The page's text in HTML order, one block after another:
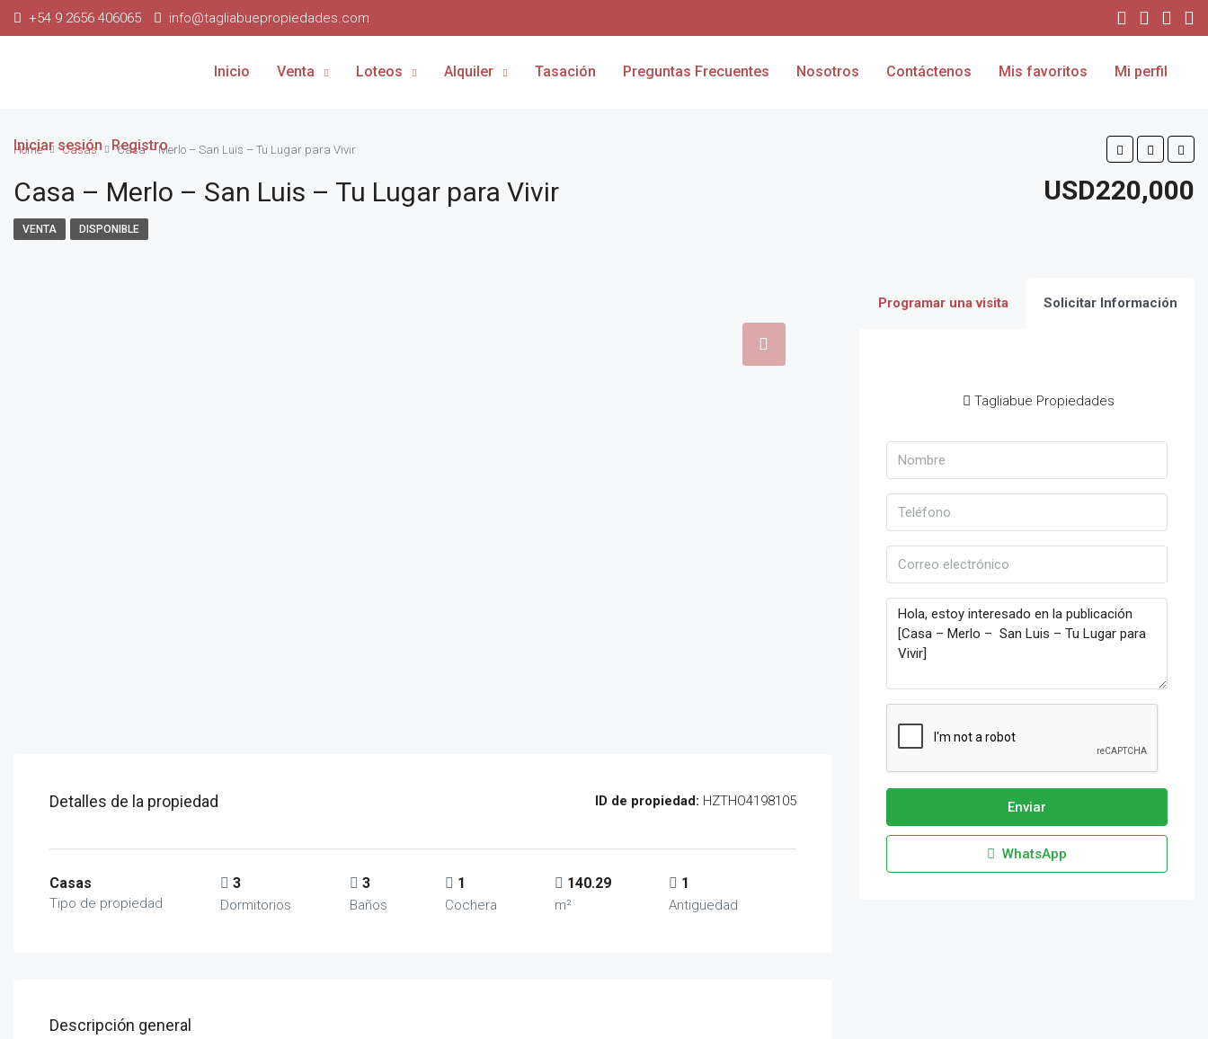
+54 9 2656 406065 info@tagliabuepropiedades.com
Inicio Venta Loteos Alquiler Tasación Preguntas Frecuentes Nosotros Contáctenos Mis favoritos Mi perfil
Iniciar sesión Registro
Home Casas Casa – Merlo – San Luis – Tu Lugar para Vivir
Casa – Merlo – San Luis – Tu Lugar para Vivir USD220,000
VENTA DISPONIBLE
Detalles de la propiedad ID de propiedad: HZTHO4198105
Casas
Tipo de propiedad
3
Dormitorios
3
Baños
1
Cochera
140.29
m²
1
Antigüedad
Descripción general
Programar una visita Solicitar Información
Tagliabue Propiedades
Enviar
WhatsApp